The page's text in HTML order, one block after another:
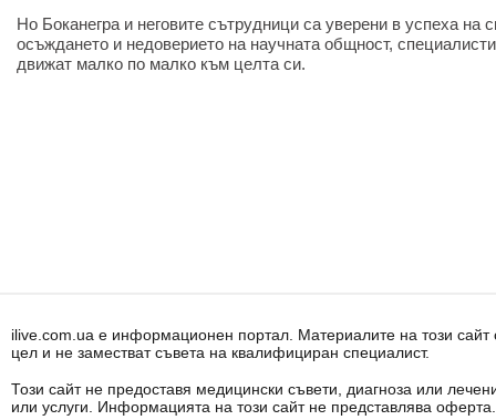
Но Боканегра и неговите сътрудници са уверени в успеха на
осъждането и недоверието на научната общност,
движат малко по малко към целта си.
ilive.com.ua е информационен портал. Материалите на този
цел и не заместват съвета на квалифициран специалист.
Този сайт не предоставя медицински съвети, диагноза или
или услуги. Информацията на този сайт не представлява